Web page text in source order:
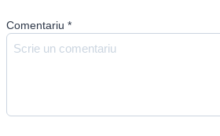
Comentariu *